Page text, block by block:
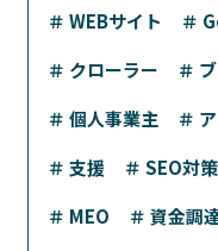
＃ WEBサイト
＃
＃ クローラー
＃
＃ 個人事業主
＃
＃ 支援
＃ SEO対策
＃ MEO
＃ 資金調